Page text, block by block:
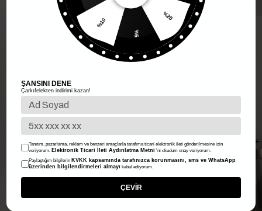
%20
ŞANSINI DENE
Çarkıfelekten indirimi kazan!
Tanıtım, pazarlama, reklam ve benzeri amaçlarla tarafıma ticari elektronik ileti gönderilmesine izin
veriyorum. Elektronik Ticari İleti Aydınlatma Metni 'ni okudum onay veriyorum.
Paylaştığım bilgilerin KVKK kapsamında tarafınızca korunmasını, sms ve WhatsApp
üzerinden bilgilendirmeleri almayı kabul ediyorum.
ÇEVİR